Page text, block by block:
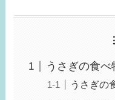
うさぎの食べ
うさぎの